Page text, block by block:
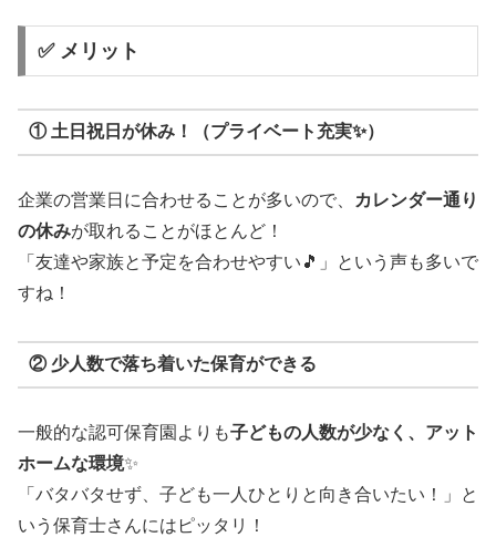
✅ メリット
① 土日祝日が休み！（プライベート充実✨）
企業の営業日に合わせることが多いので、
カレンダー通り
の休みが取れることがほとんど！
「友達や家族と予定を合わせやすい🎵」という声も多いで
すね！
② 少人数で落ち着いた保育ができる
一般的な認可保育園よりも子どもの人数が少なく、アット
ホームな環境✨
「バタバタせず、子ども一人ひとりと向き合いたい！」と
いう保育士さんにはピッタリ！